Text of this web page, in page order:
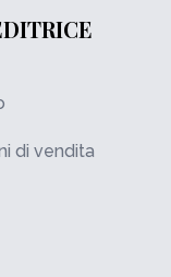
di vendita